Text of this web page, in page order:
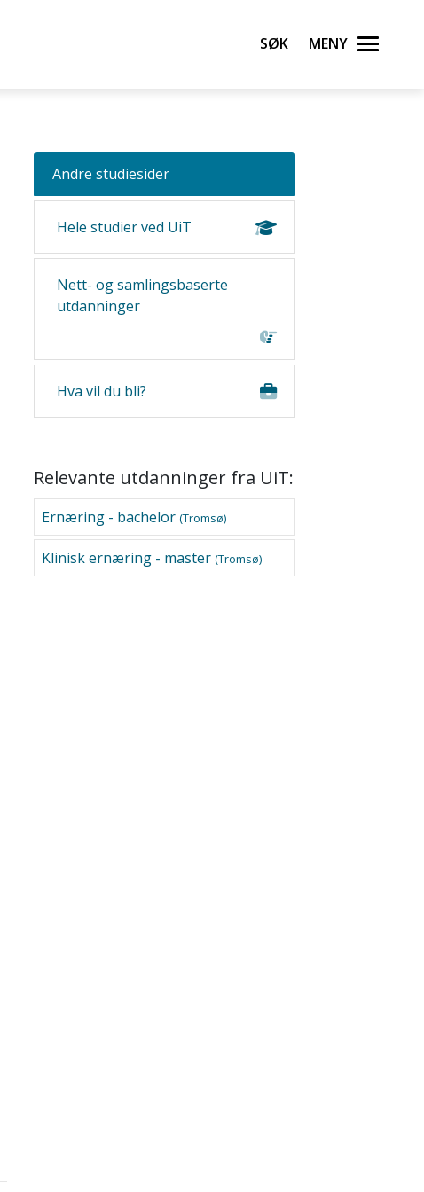
Søk Meny
Andre studiesider
Hele studier ved UiT
Nett- og samlingsbaserte
utdanninger
Hva vil du bli?
Relevante utdanninger fra UiT:
Ernæring - bachelor (Tromsø)
Klinisk ernæring - master (Tromsø)